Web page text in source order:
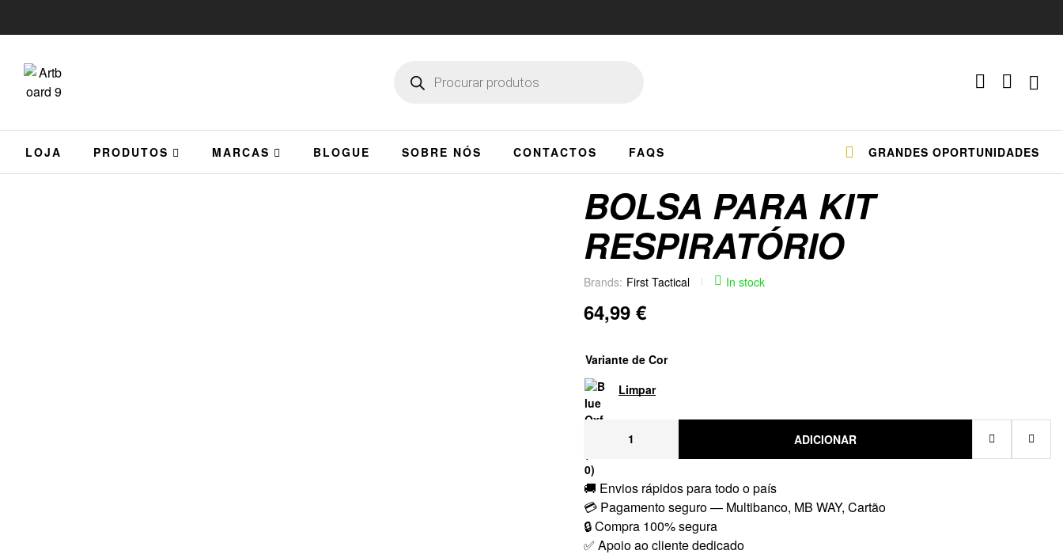
LOJA PRODUTOS MARCAS BLOGUE SOBRE NÓS CONTACTOS FAQS GRANDES OPORTUNIDADES
BOLSA PARA KIT
RESPIRATÓRIO
Brands: First Tactical In stock
64,99 €
Variante de Cor
Limpar
ADICIONAR
🚚 Envios rápidos para todo o país
💳 Pagamento seguro — Multibanco, MB WAY, Cartão
🔒 Compra 100% segura
✅ Apoio ao cliente dedicado